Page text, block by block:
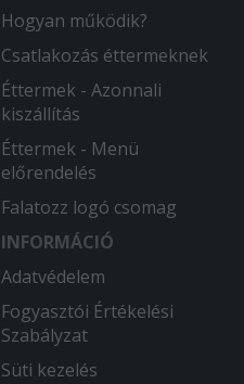
Hogyan működik?
Csatlakozás éttermeknek
Éttermek - Azonnali
kiszállítás
Éttermek - Menü
előrendelés
Falatozz logó csomag
INFORMÁCIÓ
Adatvédelem
Fogyasztói Értékelési
Szabályzat
Süti kezelés